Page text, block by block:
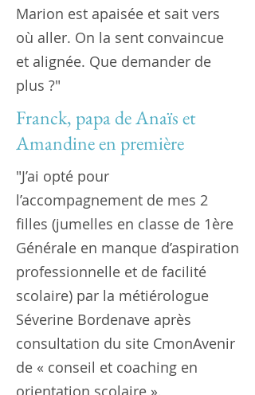
Marion est apaisée et sait vers
où aller. On la sent convaincue
et alignée. Que demander de
plus ?"
Franck, papa de Anaïs et
Amandine en première
"J’ai opté pour
l’accompagnement de mes 2
filles (jumelles en classe de 1ère
Générale en manque d’aspiration
professionnelle et de facilité
scolaire) par la métiérologue
Séverine Bordenave après
consultation du site CmonAvenir
de « conseil et coaching en
orientation scolaire ».